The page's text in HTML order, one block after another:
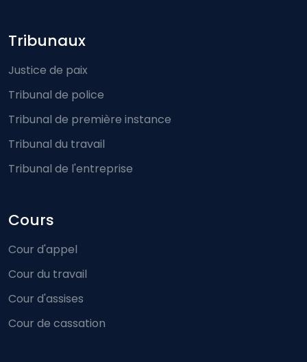
Footer-menu
Tribunaux
Justice de paix
Tribunal de police
Tribunal de première instance
Tribunal du travail
Tribunal de l'entreprise
Cours
Cour d'appel
Cour du travail
Cour d'assises
Cour de cassation